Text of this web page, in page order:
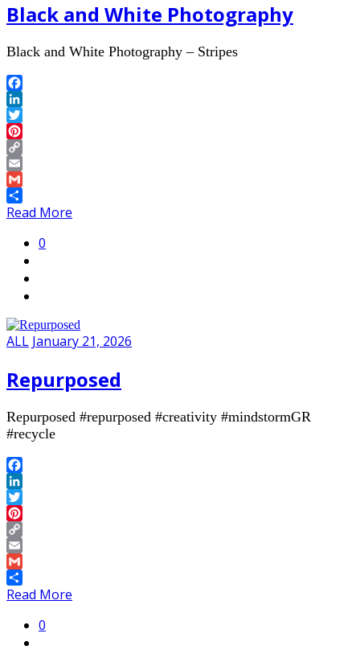
Black and White Photography
Black and White Photography – Stripes
Facebook
LinkedIn
Twitter
Pinterest
Copy
Link
Email
Gmail
Share
Read More
0
ALL January 21, 2026
Repurposed
Repurposed #repurposed #creativity #mindstormGR
#recycle
Facebook
LinkedIn
Twitter
Pinterest
Copy
Link
Email
Gmail
Share
Read More
0